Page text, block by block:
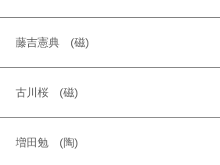
藤吉憲典 (磁)
古川桜 (磁)
増田勉 (陶)